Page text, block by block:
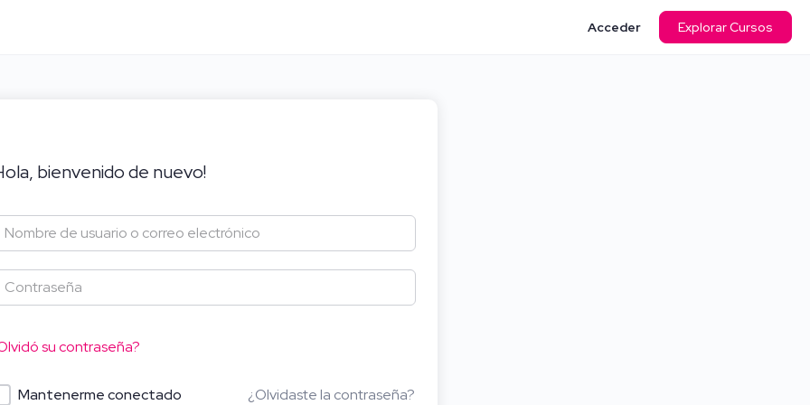
Acceder Explorar Cursos
bienvenido de nuevo!
su contraseña?
Mantenerme conectado ¿Olvidaste la contraseña?